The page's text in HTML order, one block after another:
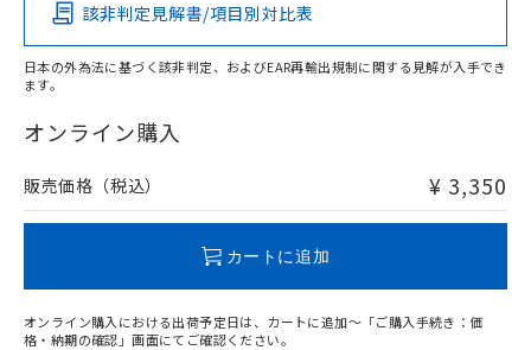
O
在庫等で未対応品が混在する可能性があります。
問い合わせください。
該非判定見解書/項目別対比表
日本の外為法に基づく該非判定、およびEAR再輸出規制に関する見解が入手でき
ます。
オンライン購入
販売価格（税込） ¥ 3,350
カートに追加
オンライン購入における出荷予定日は、カートに追加～「ご購入手続き：価
格・納期の確認」画面にてご確認ください。